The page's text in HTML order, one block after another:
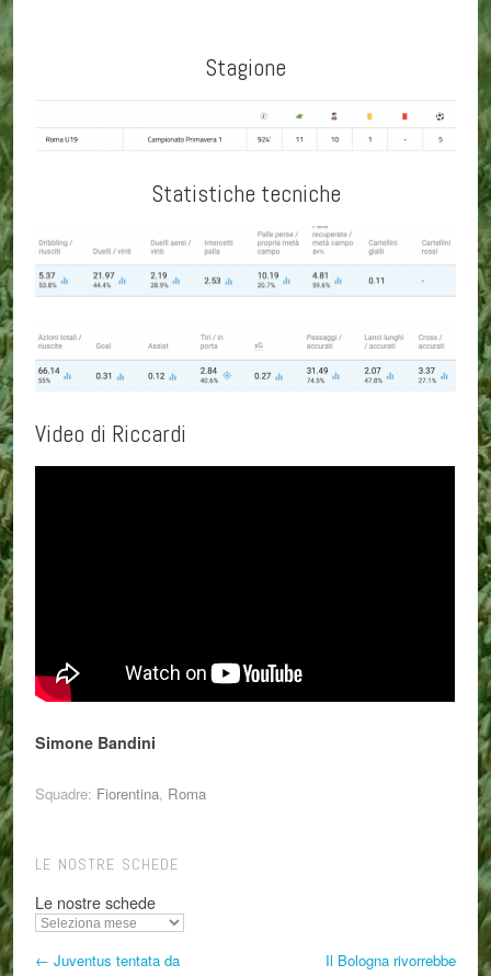
Stagione
Statistiche tecniche
Video di Riccardi
Simone Bandini
Squadre: Fiorentina, Roma
LE NOSTRE SCHEDE
Le nostre schede
← Juventus tentata da
Il Bologna rivorrebbe